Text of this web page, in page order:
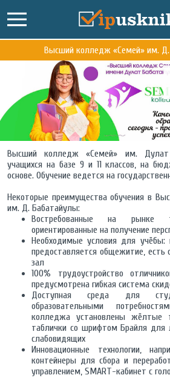
Высший колледж «Семей» им.
Высший колледж «Семей» им. Дулат
учащихся на базе 9 и 11 классов, на
основе. Обучение ведется на
Некоторые преимущества обучения в
им. Д. Бабатайулы:
Востребованные на рынке
ориентированные на получение
Необходимые условия для учёбы:
предоставляется общежитие, есть
зал
100% трудоустройство
предусмотрена гибкая система
Доступная среда для
образовательными
колледжа установлены жёлтые
таблички со шрифтом Брайля для
слабовидящих
Инновационные технологии,
контейнеры для сбора и
управлением, SMART-кабинет с